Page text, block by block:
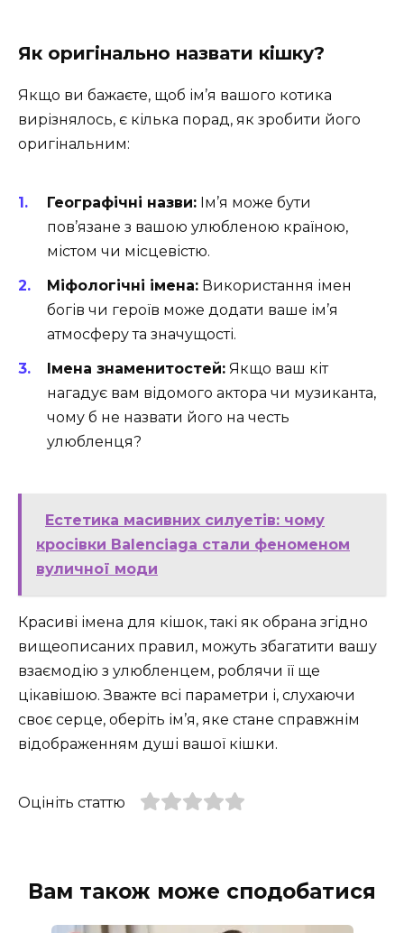
Як оригінально назвати кішку?
Якщо ви бажаєте, щоб ім’я вашого котика
вирізнялось, є кілька порад, як зробити його
оригінальним:
Географічні назви: Ім’я може бути
пов’язане з вашою улюбленою країною,
містом чи місцевістю.
Міфологічні імена: Використання імен
богів чи героїв може додати ваше ім’я
атмосферу та значущості.
Імена знаменитостей: Якщо ваш кіт
нагадує вам відомого актора чи музиканта,
чому б не назвати його на честь
улюбленця?
Естетика масивних силуетів: чому
кросівки Balenciaga стали феноменом
вуличної моди
Красиві імена для кішок, такі як обрана згідно
вищеописаних правил, можуть збагатити вашу
взаємодію з улюбленцем, роблячи її ще
цікавішою. Зважте всі параметри і, слухаючи
своє серце, оберіть ім’я, яке стане справжнім
відображенням душі вашої кішки.
Оцініть статтю
Вам також може сподобатися